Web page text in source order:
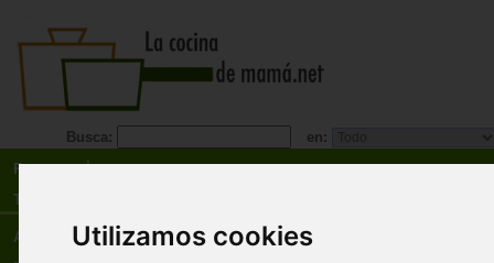
Utilizamos cookies
Busca: en:
Recetas
Tienda
Actualidad